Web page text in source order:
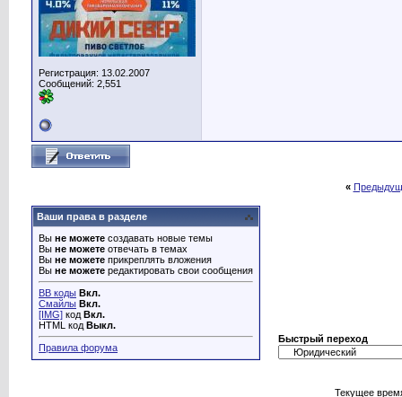
Регистрация: 13.02.2007
Сообщений: 2,551
«
Ваши права в разделе
Вы не можете создавать новые темы
Вы не можете отвечать в темах
Вы не можете прикреплять вложения
Вы не можете редактировать свои сообщения
BB коды Вкл.
Смайлы Вкл.
[IMG] код Вкл.
HTML код Выкл.
Правила форума
Быстрый переход
Текущее